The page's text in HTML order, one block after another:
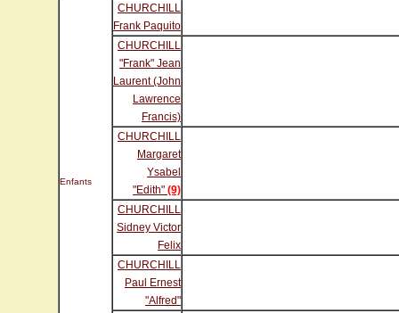
Enfants
CHURCHILL
Frank Paquito
CHURCHILL
"Frank" Jean
Laurent (John
Lawrence
Francis)
CHURCHILL
Margaret
Ysabel
"Edith" (9)
CHURCHILL
Sidney Victor
Felix
CHURCHILL
Paul Ernest
"Alfred"